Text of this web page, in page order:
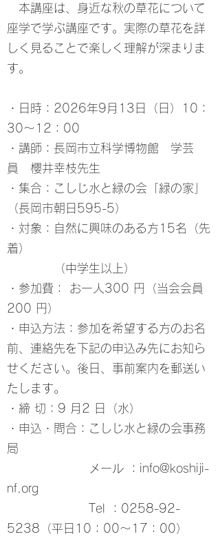
本講座は、身近な秋の草花について
座学で学ぶ講座です。実際の草花を詳
しく見ることで楽しく理解が深まりま
す。
・日時：2026年9月13日（日）10：
30～12：00
・講師：長岡市立科学博物館 学芸
員 櫻井幸枝先生
・集合：こしじ水と緑の会「緑の家」
（長岡市朝日595-5）
・対象：自然に興味のある方15名（先
着）
（中学生以上）
・参加費： お一人300 円（当会会員
200 円）
・申込方法：参加を希望する方のお名
前、連絡先を下記の申込み先にお知ら
せください。後日、事前案内を郵送い
たします。
・締 切：9 月2 日（水）
・申込・問合：こしじ水と緑の会事務
局
メール ：info@koshiji-
nf.org
Tel ：0258-92-
5238（平日10：00～17：00）